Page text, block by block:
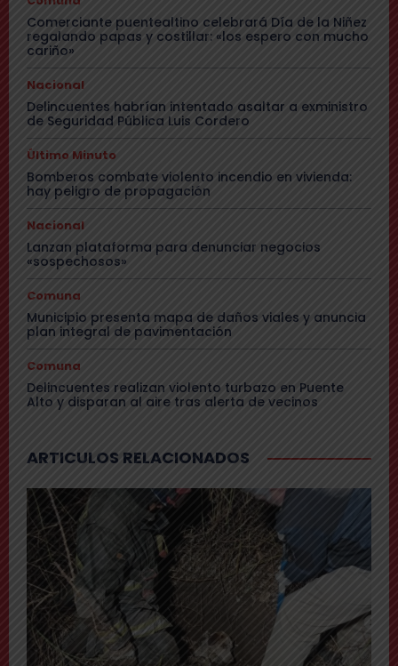
Comerciante puentealtino celebrará Día de la Niñez
regalando papas y costillar: «los espero con mucho
cariño»
Nacional
Delincuentes habrían intentado asaltar a exministro
de Seguridad Pública Luis Cordero
Último Minuto
Bomberos combate violento incendio en vivienda:
hay peligro de propagación
Nacional
Lanzan plataforma para denunciar negocios
«sospechosos»
Comuna
Municipio presenta mapa de daños viales y anuncia
plan integral de pavimentación
Comuna
Delincuentes realizan violento turbazo en Puente
Alto y disparan al aire tras alerta de vecinos
ARTICULOS RELACIONADOS